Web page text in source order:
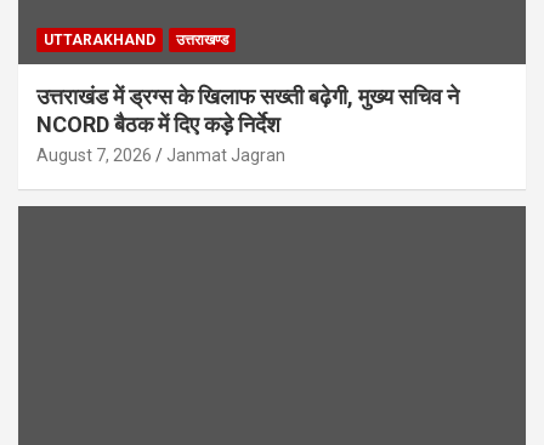
UTTARAKHAND उत्तराखण्ड
उत्तराखंड में ड्रग्स के खिलाफ सख्ती बढ़ेगी, मुख्य सचिव ने
NCORD बैठक में दिए कड़े निर्देश
August 7, 2026 Janmat Jagran